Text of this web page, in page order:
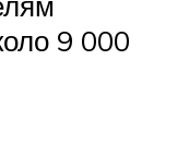
9 000